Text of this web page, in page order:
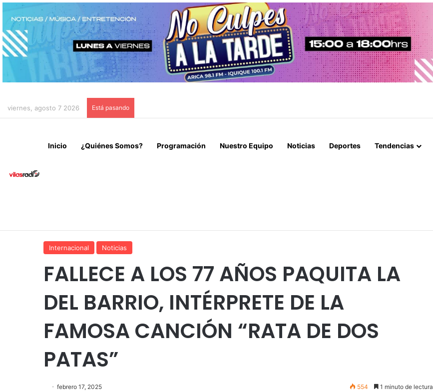
viernes, agosto 7 2026 Está pasando
Inicio ¿Quiénes Somos? Programación Nuestro Equipo Noticias Deportes Tendencias
Internacional Noticias
FALLECE A LOS 77 AÑOS PAQUITA LA
DEL BARRIO, INTÉRPRETE DE LA
FAMOSA CANCIÓN “RATA DE DOS
PATAS”
febrero 17, 2025 554 1 minuto de lectura